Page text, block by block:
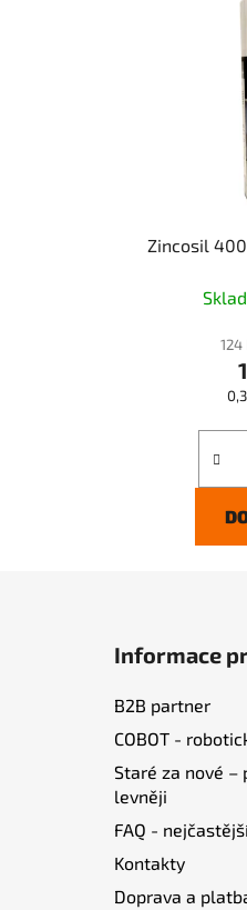
Zincosil
124
Informace
B2B partner
COBOT -
Staré za nové –
levněji
FAQ -
Kontakty
Doprava a